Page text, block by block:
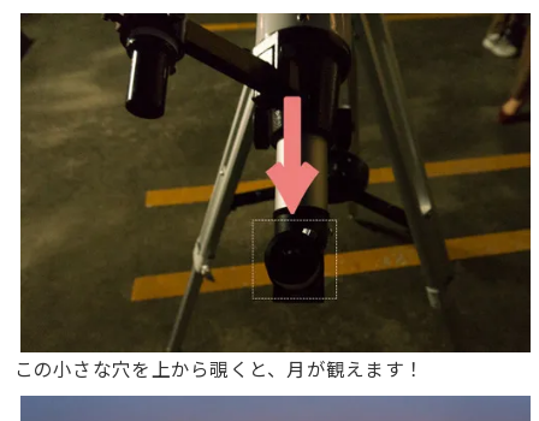
この小さな穴を上から覗くと、月が観えます！